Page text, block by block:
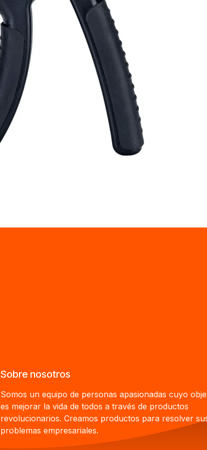
Sobre nosotros
Somos un equipo de personas apasionadas cuyo
es mejorar la vida de todos a través de productos
revolucionarios. Creamos productos para resolver
problemas empresariales.